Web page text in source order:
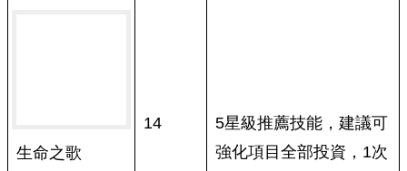
生命之歌
14
5星級推薦技能，建議可
強化項目全部投資，1次